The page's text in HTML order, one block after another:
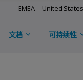
EMEA United States
文档 可持续性